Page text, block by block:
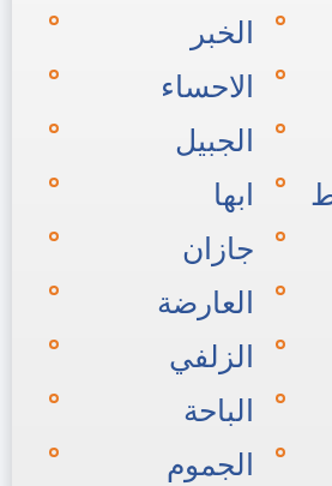
الخبر
الاحساء
الجبيل
ابها
جازان
العارضة
الزلفي
الباحة
الجموم